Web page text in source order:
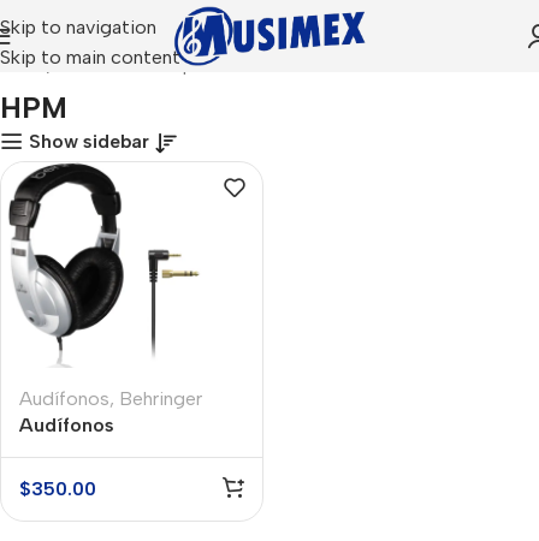
Skip to navigation
Skip to main content
Inicio Productos etiquetados “HPM”
HPM
Show sidebar
Audífonos, Behringer
Audífonos
Multipropósito
Behringer HPM1000
$350.00